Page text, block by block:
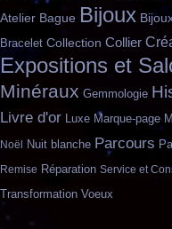
Atelier Bague Bijoux
Bracelet Collection Collier
Expositions et
Minéraux Gemmologie
Livre d'or Luxe Marque-page
Noël Nuit blanche Parcours
Remise Réparation Service et
Transformation Voeux